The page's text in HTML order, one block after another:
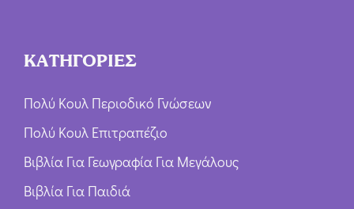
ΚΑΤΗΓΟΡΙΕΣ
Πολύ Κουλ Περιοδικό Γνώσεων
Πολύ Κουλ Επιτραπέζιο
Βιβλία Για Γεωγραφία Για Μεγάλους
Βιβλία Για Παιδιά